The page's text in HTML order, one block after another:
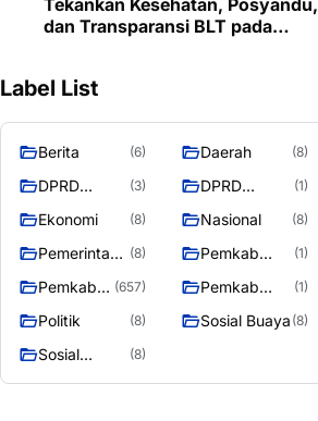
Tekankan Kesehatan, Posyandu,
dan Transparansi BLT pada
Label List
Berita (6) Daerah (8)
DPRD
Raya
(3)
DPRD
RAYA
(1)
Ekonomi (8) Nasional (8)
Pemerintaha (8)
Pemkab
(1)
Pemkab
Raya
(657)
Pemkab
RayaPemka
(1)
Politik (8) Sosial Buaya (8)
Sosial
(8)